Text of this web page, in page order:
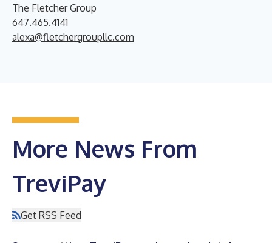
The Fletcher Group
647.465.4141
alexa@fletchergroupllc.com
More News From
TreviPay
Get RSS Feed